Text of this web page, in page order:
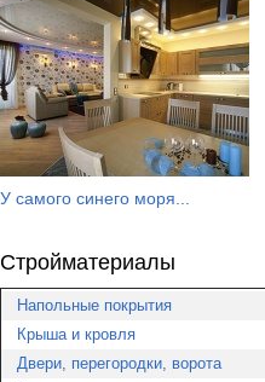
У самого синего моря...
Стройматериалы
Напольные покрытия
Крыша и кровля
Двери, перегородки, ворота